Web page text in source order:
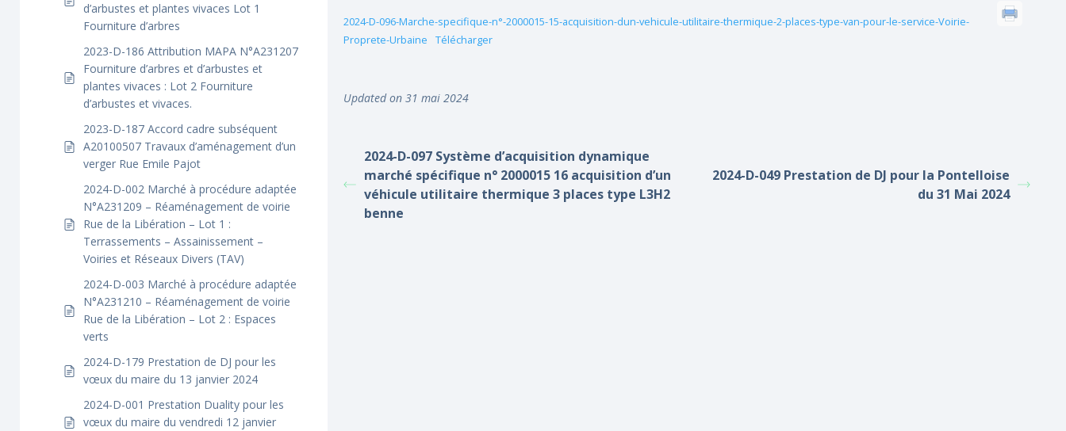
d’arbustes et plantes vivaces Lot 1
Fourniture d’arbres
2023-D-186 Attribution MAPA N°A231207
Fourniture d’arbres et d’arbustes et
plantes vivaces : Lot 2 Fourniture
d’arbustes et vivaces.
2023-D-187 Accord cadre subséquent
A20100507 Travaux d’aménagement d’un
verger Rue Emile Pajot
2024-D-002 Marché à procédure adaptée
N°A231209 – Réaménagement de voirie
Rue de la Libération – Lot 1 :
Terrassements – Assainissement –
Voiries et Réseaux Divers (TAV)
2024-D-003 Marché à procédure adaptée
N°A231210 – Réaménagement de voirie
Rue de la Libération – Lot 2 : Espaces
verts
2024-D-179 Prestation de DJ pour les
vœux du maire du 13 janvier 2024
2024-D-001 Prestation Duality pour les
vœux du maire du vendredi 12 janvier
2024-D-096-Marche-specifique-n°-2000015-15-acquisition-dun-vehicule-utilitaire-thermique-2-places-type-van-pour-le-service-Voirie-
Proprete-Urbaine
Télécharger
Updated on 31 mai 2024
2024-D-097 Système d’acquisition dynamique
marché spécifique n° 2000015 16 acquisition d’un
véhicule utilitaire thermique 3 places type L3H2
benne
2024-D-049 Prestation de DJ pour la Pontelloise
du 31 Mai 2024